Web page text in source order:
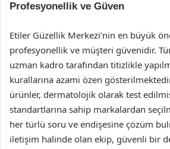
Profesyonellik ve Güven
Etiler Güzellik Merkezi’nin en büyük
profesyonellik ve müşteri güvenidir.
uzman kadro tarafından titizlikle
kurallarına azami özen
ürünler, dermatolojik olarak test
standartlarına sahip markalardan
her türlü soru ve endişesine çözüm
iletişim halinde olan ekip, güvenli bir